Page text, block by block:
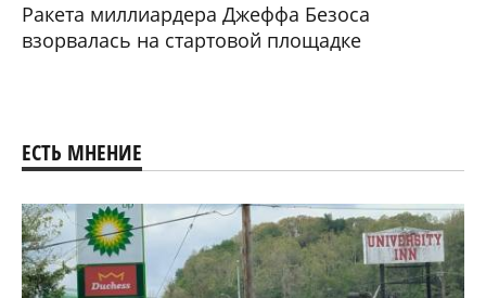
Ракета миллиардера Джеффа Безоса
взорвалась на стартовой площадке
ЕСТЬ МНЕНИЕ